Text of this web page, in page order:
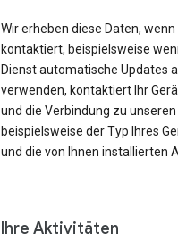
Wir erheben diese Daten,
kontaktiert, beispielsweise
Dienst automatische Updates
verwenden, kontaktiert Ihr
und die Verbindung zu
beispielsweise der Typ Ihres
und die von Ihnen installierten
Ihre Aktivitäten